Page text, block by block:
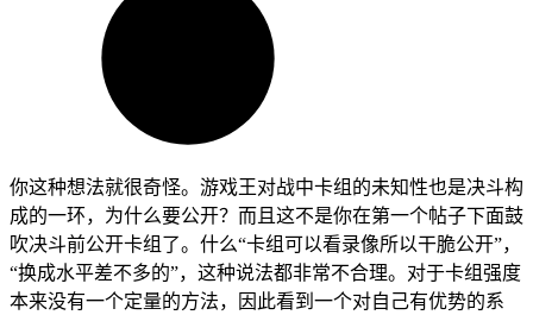
你这种想法就很奇怪。游戏王对战中卡组的未知性也是决斗构
成的一环，为什么要公开？而且这不是你在第一个帖子下面鼓
吹决斗前公开卡组了。什么“卡组可以看录像所以干脆公开”，
“换成水平差不多的”，这种说法都非常不合理。对于卡组强度
本来没有一个定量的方法，因此看到一个对自己有优势的系